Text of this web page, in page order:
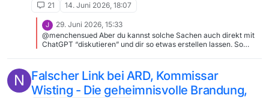
21 14. Juni 2026, 18:07
J
29. Juni 2026, 15:33
@menchensued Aber du kannst solche Sachen auch direkt mit
ChatGPT “diskutieren” und dir so etwas erstellen lassen. So
Stunden ausgeschöpft ist.
N Falscher Link bei ARD, Kommissar
Wisting - Die geheimnisvolle Brandung,